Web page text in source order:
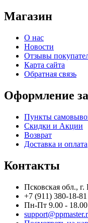
Магазин
О нас
Новости
Отзывы
Карта сайта
Обратная связь
Оформление
Пункты
Скидки и Акции
Возврат
Доставка и оплата
Контакты
Псковская обл.,
+7 (911) 380-18-81
Пн-Пт 9.00 - 18.00